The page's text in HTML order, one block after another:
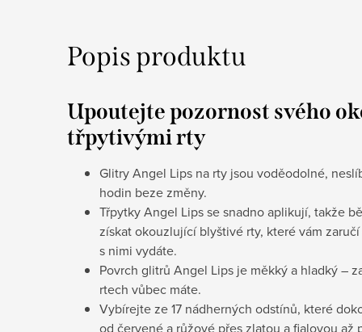
Popis produktu
Upoutejte pozornost svého
třpytivými rty
Glitry Angel Lips na rty jsou voděodolné,
hodin beze změny.
Třpytky Angel Lips se snadno aplikují, takže
získat okouzlující blyštivé rty, které vám
s nimi vydáte.
Povrch glitrů Angel Lips je měkký a hladký –
rtech vůbec máte.
Vybírejte ze 17 nádherných odstínů, které
od červené a růžové přes zlatou a fialovou až